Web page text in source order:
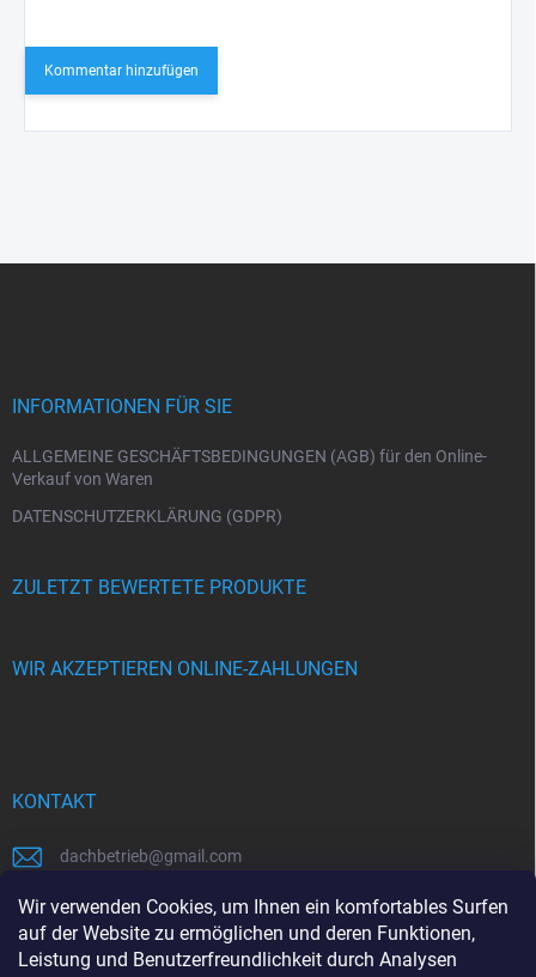
Wir verwenden Cookies, um Ihnen ein komfortables Surfen
auf der Website zu ermöglichen und deren Funktionen,
Leistung und Benutzerfreundlichkeit durch Analysen
Kommentar hinzufügen
INFORMATIONEN FÜR SIE
ALLGEMEINE GESCHÄFTSBEDINGUNGEN (AGB) für den Online-
Verkauf von Waren
DATENSCHUTZERKLÄRUNG (GDPR)
ZULETZT BEWERTETE PRODUKTE
WIR AKZEPTIEREN ONLINE-ZAHLUNGEN
KONTAKT
dachbetrieb@gmail.com
00421948484112
00421948484112